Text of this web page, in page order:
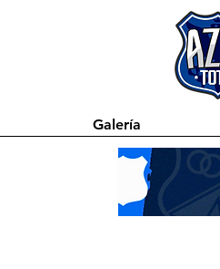
Galería